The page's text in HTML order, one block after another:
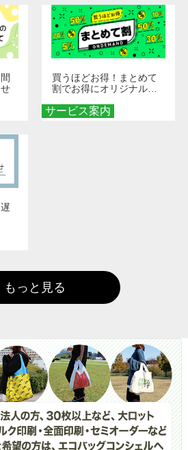
サービス案内
買うほどお得！まとめて
割でお得にオリジナルグ
もっと見る